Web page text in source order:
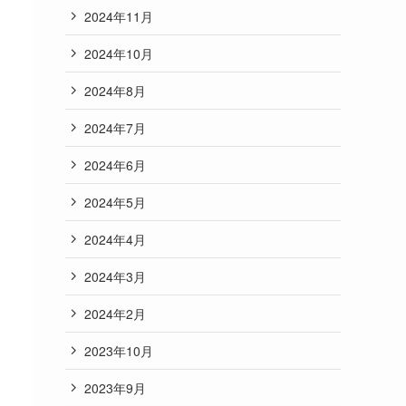
2024年11月
2024年10月
2024年8月
2024年7月
2024年6月
2024年5月
2024年4月
2024年3月
2024年2月
2023年10月
2023年9月